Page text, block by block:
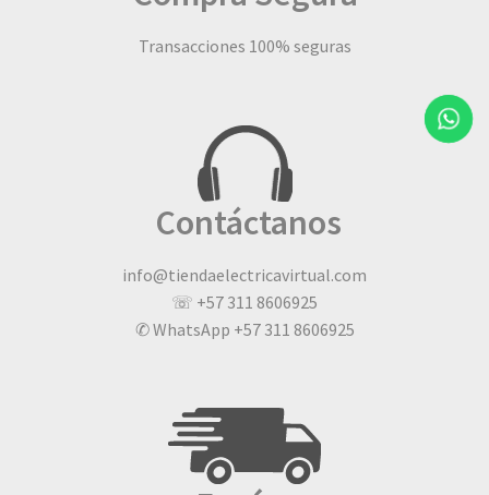
Transacciones 100% seguras
Contáctanos
info@tiendaelectricavirtual.com
☏ +57 311 8606925
✆ WhatsApp +57 311 8606925